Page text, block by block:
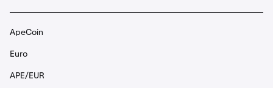
ApeCoin
Euro
APE/EUR